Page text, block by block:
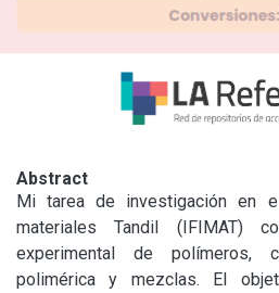
Abstract
Mi tarea de investigación en
materiales Tandil (IFIMAT)
experimental de polímeros,
polimérica y mezclas. El